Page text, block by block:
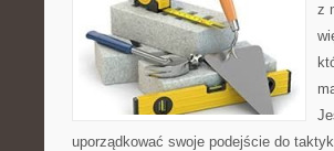
z
uporządkować swoje podejście do